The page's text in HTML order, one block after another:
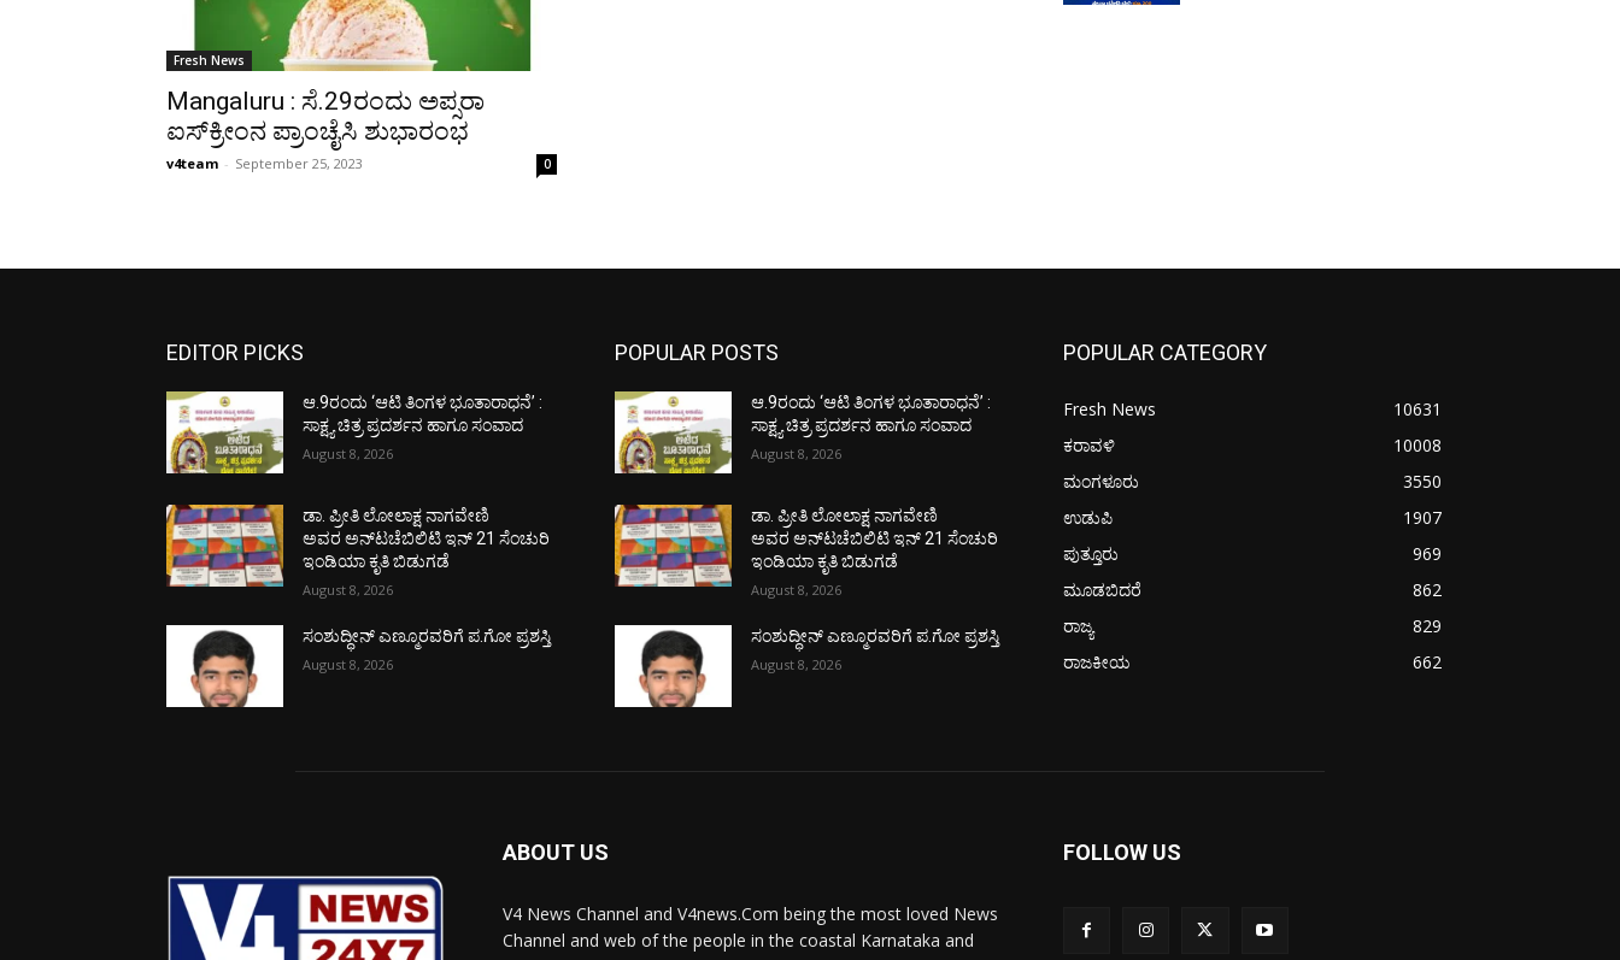
Fresh News
Mangaluru : ಸೆ.29ರಂದು ಅಪ್ಸರಾ
ಐಸ್‌ಕ್ರೀಂನ ಪ್ರಾಂಚೈಸಿ ಶುಭಾರಂಭ
v4team - September 25, 2023 0
EDITOR PICKS
ಆ.9ರಂದು ‘ಆಟಿ ತಿಂಗಳ ಭೂತಾರಾಧನೆ’ :
ಸಾಕ್ಷ್ಯ ಚಿತ್ರ ಪ್ರದರ್ಶನ ಹಾಗೂ ಸಂವಾದ
August 8, 2026
ಡಾ. ಪ್ರೀತಿ ಲೋಲಾಕ್ಷ ನಾಗವೇಣಿ
ಅವರ ಅನ್‌ಟಚೆಬಿಲಿಟಿ ಇನ್ 21 ಸೆಂಚುರಿ
ಇಂಡಿಯಾ ಕೃತಿ ಬಿಡುಗಡೆ
August 8, 2026
ಸಂಶುದ್ಧೀನ್ ಎಣ್ಮೂರವರಿಗೆ ಪ.ಗೋ ಪ್ರಶಸ್ತಿ
August 8, 2026
POPULAR POSTS
ಆ.9ರಂದು ‘ಆಟಿ ತಿಂಗಳ ಭೂತಾರಾಧನೆ’ :
ಸಾಕ್ಷ್ಯ ಚಿತ್ರ ಪ್ರದರ್ಶನ ಹಾಗೂ ಸಂವಾದ
August 8, 2026
ಡಾ. ಪ್ರೀತಿ ಲೋಲಾಕ್ಷ ನಾಗವೇಣಿ
ಅವರ ಅನ್‌ಟಚೆಬಿಲಿಟಿ ಇನ್ 21 ಸೆಂಚುರಿ
ಇಂಡಿಯಾ ಕೃತಿ ಬಿಡುಗಡೆ
August 8, 2026
ಸಂಶುದ್ಧೀನ್ ಎಣ್ಮೂರವರಿಗೆ ಪ.ಗೋ ಪ್ರಶಸ್ತಿ
August 8, 2026
POPULAR CATEGORY
Fresh News
10631
ಕರಾವಳಿ
10008
ಮಂಗಳೂರು
3550
ಉಡುಪಿ
1907
ಪುತ್ತೂರು
969
ಮೂಡಬಿದರೆ
862
ರಾಜ್ಯ
829
ರಾಜಕೀಯ
662
ABOUT US
V4 News Channel and V4news.Com being the most loved News
Channel and web of the people in the coastal Karnataka and
FOLLOW US